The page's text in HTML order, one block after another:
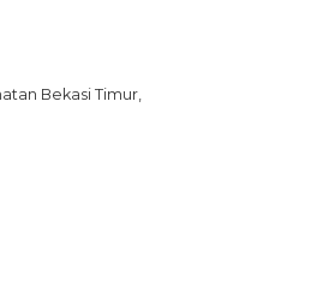
Bekasi Timur,